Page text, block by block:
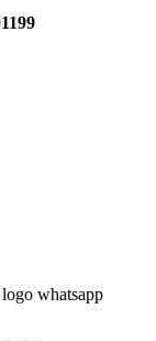
whatsapp